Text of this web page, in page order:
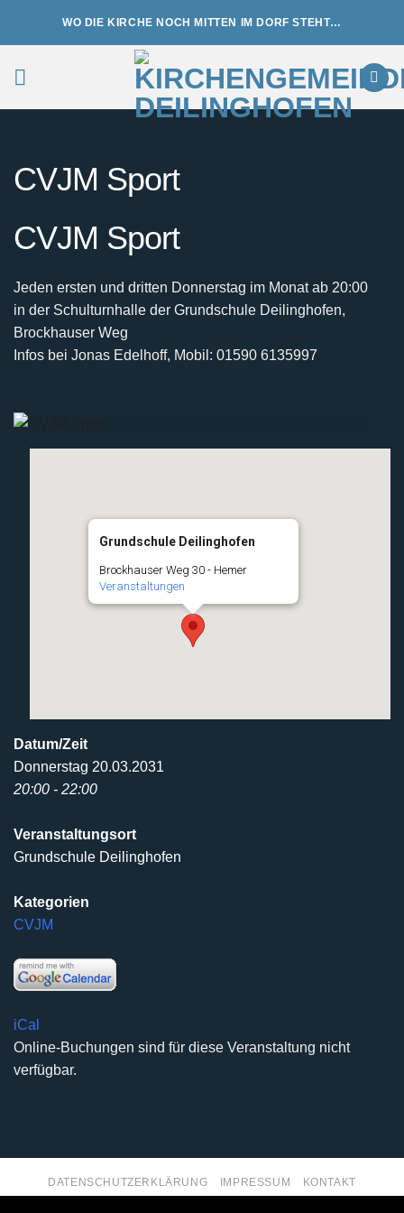
WO DIE KIRCHE NOCH MITTEN IM DORF STEHT…
CVJM Sport
CVJM Sport
Jeden ersten und dritten Donnerstag im Monat ab 20:00
in der Schulturnhalle der Grundschule Deilinghofen,
Brockhauser Weg
Infos bei Jonas Edelhoff, Mobil: 01590 6135997
Grundschule Deilinghofen
Brockhauser Weg 30 - Hemer
Veranstaltungen
Datum/Zeit
Donnerstag 20.03.2031
20:00 - 22:00
Veranstaltungsort
Grundschule Deilinghofen
Kategorien
CVJM
iCal
Online-Buchungen sind für diese Veranstaltung nicht
verfügbar.
DATENSCHUTZERKLÄRUNG IMPRESSUM KONTAKT